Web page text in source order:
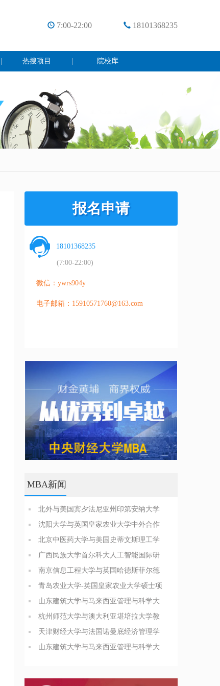
7:00-22:00 18101368235
热搜项目 院校库
报名申请
18101368235
(7:00-22:00)
微信：ywrs904y
电子邮箱：15910571760@163.com
MBA新闻
北外与美国宾夕法尼亚州印第安纳大学
商业分析硕士简章
沈阳大学与英国皇家农业大学中外合作
办学博士（PhD）简章
北京中医药大学与美国史蒂文斯理工学
院医疗健康领导力与管理硕士
广西民族大学首尔科大人工智能国际研
究生院合办硕士招生简章
南京信息工程大学与英国哈德斯菲尔德
大学合办博士项目简介
青岛农业大学-英国皇家农业大学硕士项
目招生简章
山东建筑大学与马来西亚管理与科学大
学管理科学硕士招生简章
杭州师范大学与澳大利亚堪培拉大学教
育领导与管理硕士简章
天津财经大学与法国诺曼底经济管理学
院工商管理硕士招生简章
山东建筑大学与马来西亚管理与科学大